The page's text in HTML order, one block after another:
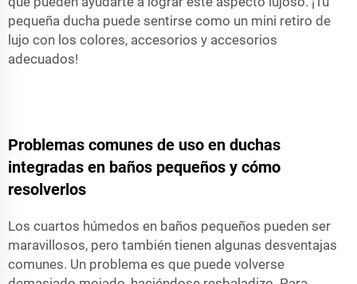
pequeña ducha puede sentirse como un mini retiro de
lujo con los colores, accesorios y accesorios
adecuados!
Problemas comunes de uso en duchas
integradas en baños pequeños y cómo
resolverlos
Los cuartos húmedos en baños pequeños pueden ser
maravillosos, pero también tienen algunas desventajas
comunes. Un problema es que puede volverse